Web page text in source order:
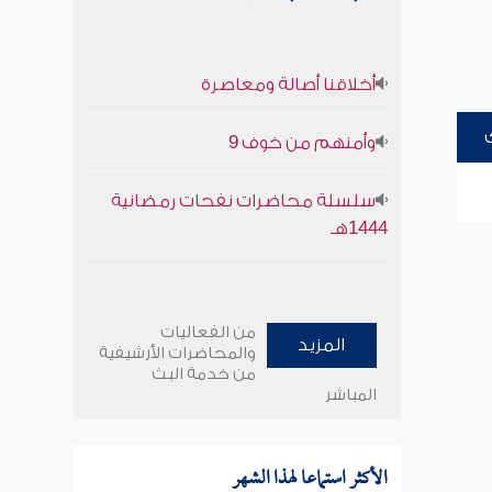
أخلاقنا أصالة ومعاصرة
وأمنهم من خوف 9
سلسلة محاضرات نفحات رمضانية
1444هـ
المزيد
من الفعاليات
والمحاضرات الأرشيفية
من خدمة البث
المباشر
الأكثر استماعا لهذا الشهر